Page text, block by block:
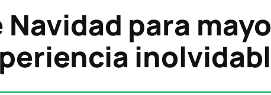
para